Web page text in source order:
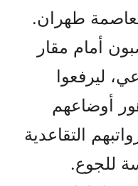
طهران.
أمام مقار
ليرفعوا
أوضاعهم
التقاعدية
للجوع.